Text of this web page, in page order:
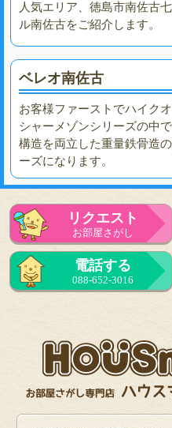
人気エリア、徳島市南佐古
ル南佐古をご紹介します。
ベレオ南佐古
お客様ファーストでハイク
シャーメゾンシリーズの中
構造を両立した重量鉄骨造
ーズになります。
リクエスト
お部屋さがし
電話する
088-652-3016